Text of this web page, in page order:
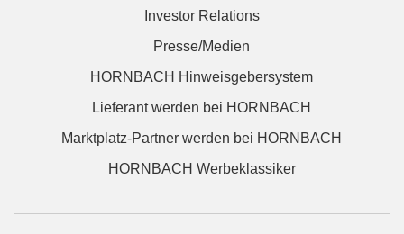
Investor Relations
Presse/Medien
HORNBACH Hinweisgebersystem
Lieferant werden bei HORNBACH
Marktplatz-Partner werden bei HORNBACH
HORNBACH Werbeklassiker